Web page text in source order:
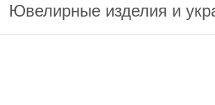
Ювелирные изделия и